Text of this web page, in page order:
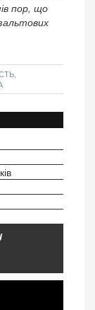
пор, що